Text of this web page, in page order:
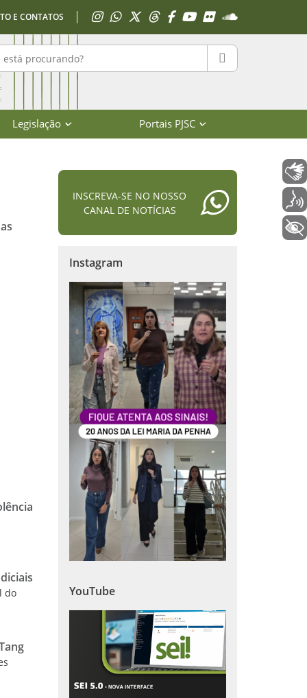
E CONTATOS Acessar Instagram
Acessar WhatsApp
Acessar XAcessar Threads
Acessar Facebook
Acessar YouTube
Acessar Flickr
Acessar
no portal PESQUISAR
Legislação Portais PJSC
do
INSCREVA-SE NO NOSSO
CANAL DE NOTÍCIAS
Instagram
YouTube
Libras
+ Acessibilidade